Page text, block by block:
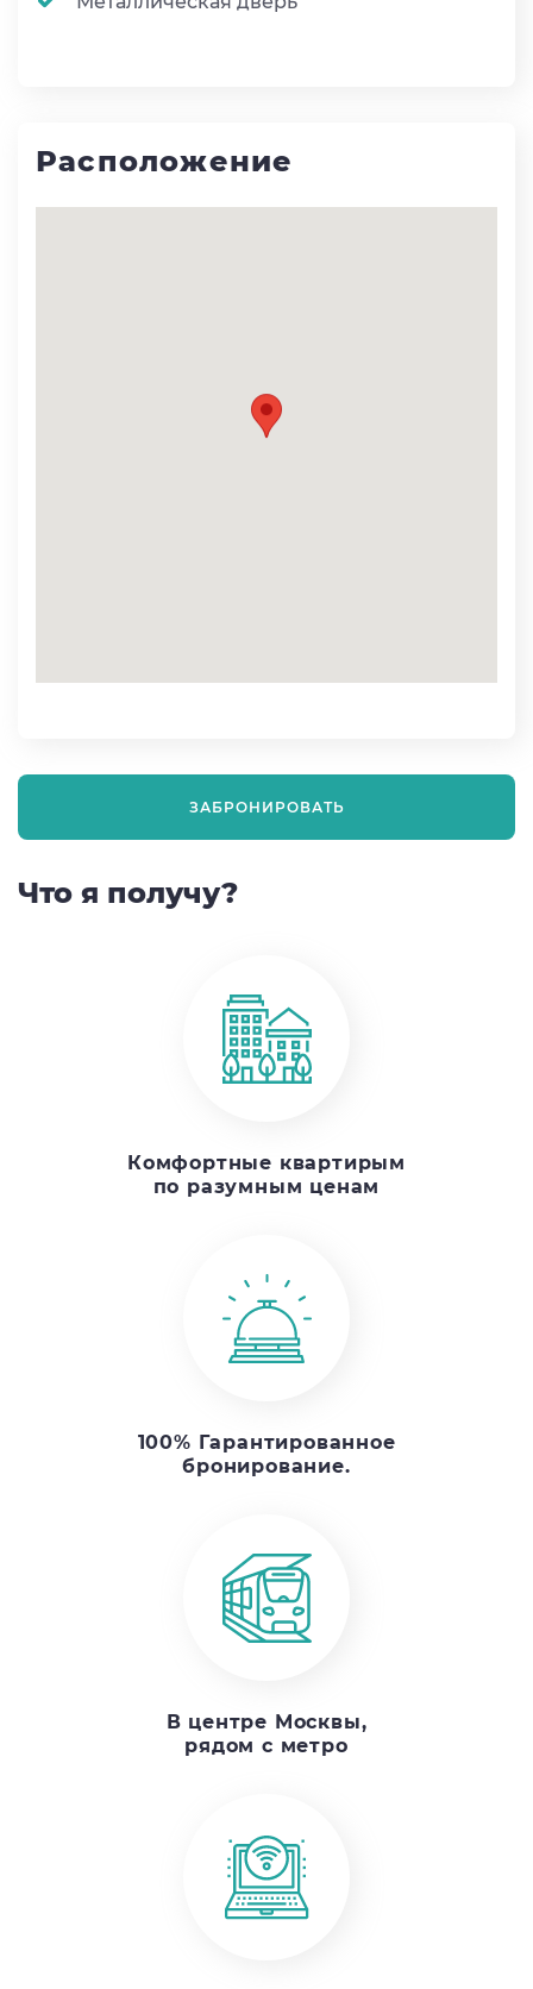
Расположение
ЗАБРОНИРОВАТЬ
Что я получу?
Комфортные квартирым
по разумным ценам
100% Гарантированное
бронирование.
В центре Москвы,
рядом с метро